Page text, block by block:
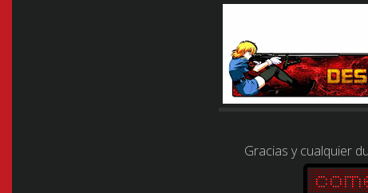
Gracias y cualquier